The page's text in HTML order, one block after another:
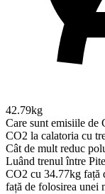
42.79kg
Care sunt emisiile de
CO2 la calatoria cu
Cât de mult reduc
Luând trenul între
CO2 cu 34.77kg față
față de folosirea unei